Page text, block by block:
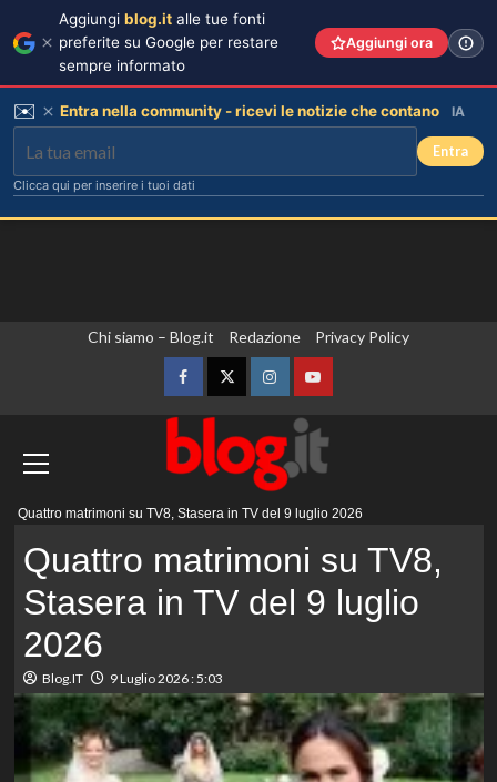
Chi siamo – Blog.it Redazione Privacy Policy
FacebookTwitterInstagramYouTube
Quattro matrimoni su TV8, Stasera in TV del 9 luglio 2026
Quattro matrimoni su TV8,
Stasera in TV del 9 luglio
2026
Blog.IT 9 Luglio 2026 : 5:03
Aggiungi blog.it alle tue fonti
preferite su Google per restare
sempre informato
Aggiungi ora
✉️ Entra nella community - ricevi le notizie che contano IA
Entra
Clicca qui per inserire i tuoi dati